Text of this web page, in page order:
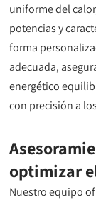
uniforme del
potencias y
forma
adecuada,
energético
con precisión a
optimizar
Nuestro equipo